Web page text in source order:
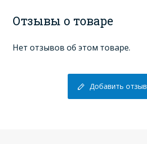
Отзывы о товаре
Нет отзывов об этом товаре.
Добавить отзыв